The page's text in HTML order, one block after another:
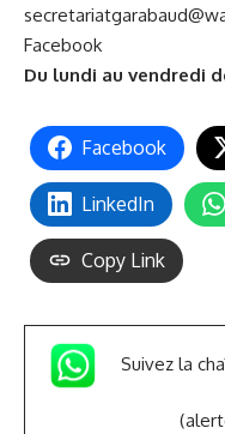
Facebook
Du lundi au vendredi
Facebook
LinkedIn
Copy Link
Suivez la